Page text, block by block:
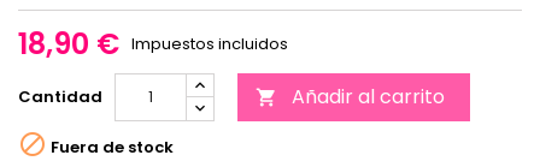
18,90 € Impuestos incluidos
Cantidad  Añadir al carrito
 Fuera de stock